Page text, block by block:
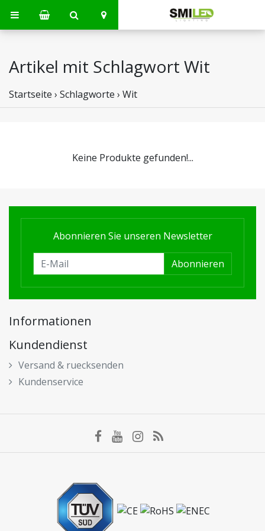
Artikel mit Schlagwort Wit
Startseite › Schlagworte › Wit
Keine Produkte gefunden!...
Abonnieren Sie unseren Newsletter
Abonnieren
Informationen
Kundendienst
Versand & ruecksenden
Kundenservice